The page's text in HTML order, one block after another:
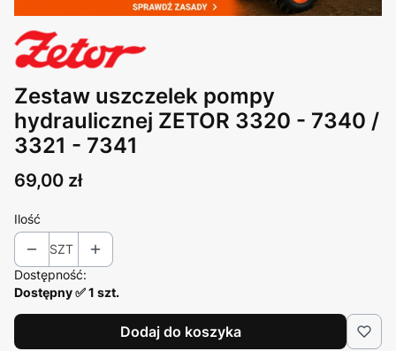
Zestaw uszczelek pompy
hydraulicznej ZETOR 3320 - 7340 /
3321 - 7341
Cena
69,00 zł
Ilość
SZT
Dostępność:
Dostępny ✅ 1 szt.
Dodaj do koszyka